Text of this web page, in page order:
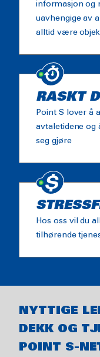
informasjon og
uavhengige av
alltid være
RASKT
Point S lover å
avtaletidene og
seg gjøre
Hos oss vil du
tilhørende
NYTTIGE
DEKK OG
POINT S-